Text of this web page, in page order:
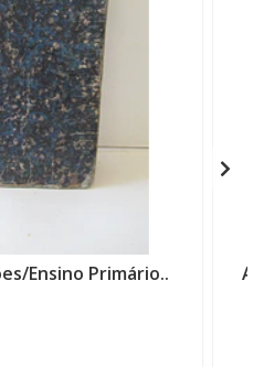
Ensino Primário.. A